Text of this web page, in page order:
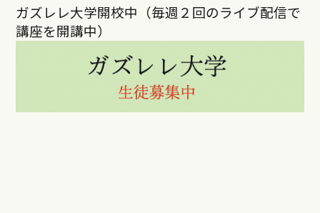
ガズレレ大学開校中（毎週２回のライブ配信で
講座を開講中）